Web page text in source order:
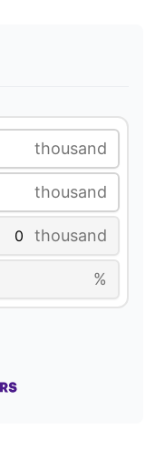
thousand
thousand
thousand
%